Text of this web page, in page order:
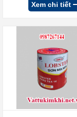
Xem chi tiết